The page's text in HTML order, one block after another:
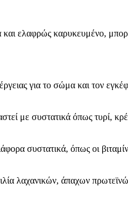
ελαφρώς καρυκευμένο,
για το σώμα και τον
με συστατικά όπως τυρί,
συστατικά, όπως οι
λαχανικών, άπαχων